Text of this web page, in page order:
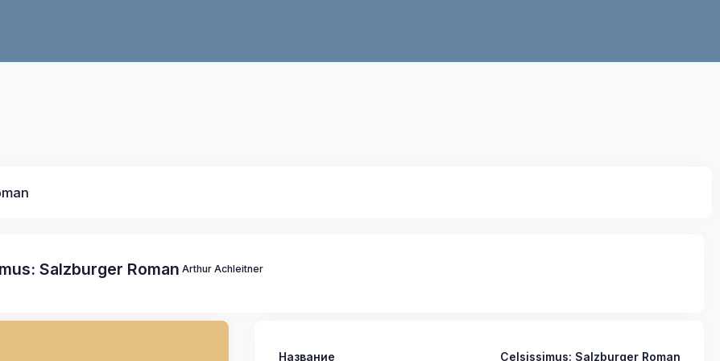
Salzburger Roman Arthur Achleitner
Название Celsissimus: Salzburger Roman